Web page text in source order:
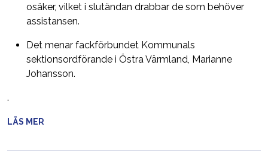
osäker, vilket i slutändan drabbar de som behöver
assistansen.
Det menar fackförbundet Kommunals
sektionsordförande i Östra Värmland, Marianne
Johansson.
.
LÄS MER